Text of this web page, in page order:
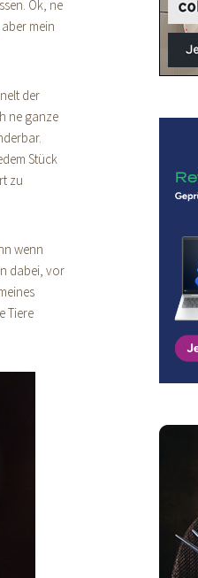
Ok, ne
mein
der
ne ganze
Stück
zu
wenn
dabei, vor
Tiere